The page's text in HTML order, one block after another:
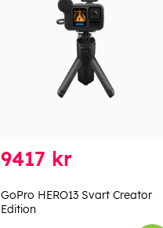
9417 kr
GoPro HERO13 Svart Creator
Edition